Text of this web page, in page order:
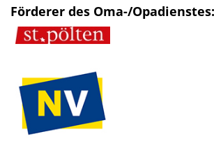
Förderer des Oma-/Opadienstes: